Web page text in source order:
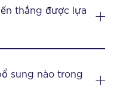
thắng được lựa
sung nào trong